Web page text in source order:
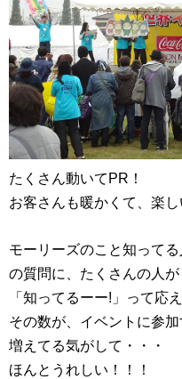
たくさん動いてPR！
お客さんも暖かくて、楽し
モーリーズのこと知って
の質問に、たくさんの人が
「知ってるーー!」って応
その数が、イベントに参
増えてる気がして・・・
ほんとうれしい！！！